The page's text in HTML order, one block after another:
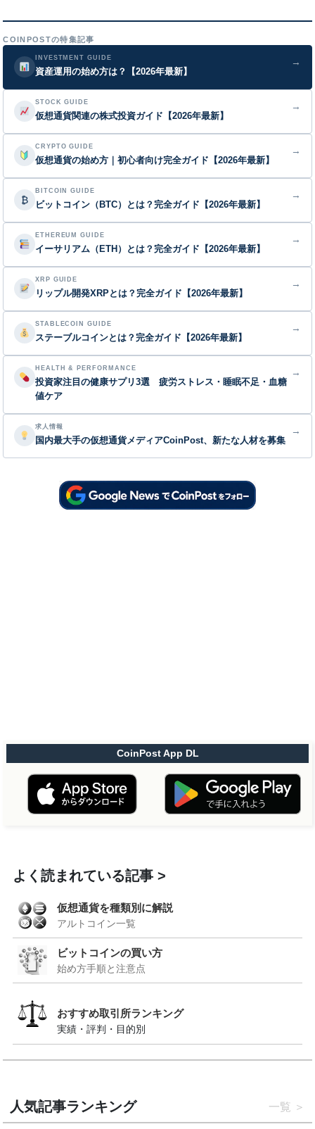
COINPOSTの特集記事
INVESTMENT GUIDE
資産運用の始め方は？【2026年最新】
→
STOCK GUIDE
仮想通貨関連の株式投資ガイド【2026年最新】
→
CRYPTO GUIDE
仮想通貨の始め方｜初心者向け完全ガイド【2026年最新】
→
₿
BITCOIN GUIDE
ビットコイン（BTC）とは？完全ガイド【2026年最新】
→
ETHEREUM GUIDE
イーサリアム（ETH）とは？完全ガイド【2026年最新】
→
XRP GUIDE
リップル開発XRPとは？完全ガイド【2026年最新】
→
STABLECOIN GUIDE
ステーブルコインとは？完全ガイド【2026年最新】
→
HEALTH & PERFORMANCE
投資家注目の健康サプリ3選 疲労ストレス・睡眠不足・血糖
値ケア
→
求人情報
国内最大手の仮想通貨メディアCoinPost、新たな人材を募集
→
CoinPost App DL
よく読まれている記事
仮想通貨を種類別に解説
アルトコイン一覧
ビットコインの買い方
始め方手順と注意点
おすすめ取引所ランキング
実績・評判・目的別
人気記事ランキング 一覧